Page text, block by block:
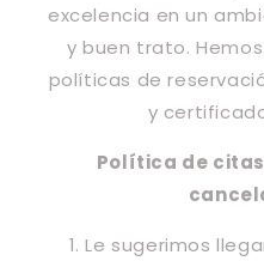
excelencia en un
y buen trato.
políticas de
y
Política de
1. Le sugerimos